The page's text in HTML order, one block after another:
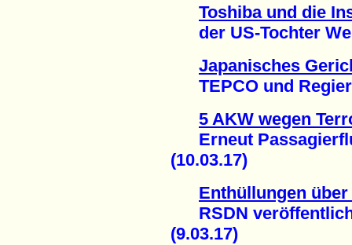
Toshiba und die
der US-Tochter
Japanisches
TEPCO und
5 AKW wegen
Erneut
(10.03.17)
Enthüllungen
RSDN
(9.03.17)